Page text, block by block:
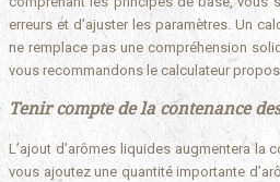
erreurs et d’ajuster les paramètres. Un
ne remplace pas une compréhension
vous recommandons le calculateur
Tenir compte de la contenance
L’ajout d’arômes liquides augmentera la
vous ajoutez une quantité importante